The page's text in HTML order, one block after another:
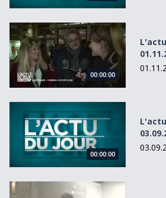
L&#039;actu du jour du 01.11.2012
00:00:00
L&#039;actu du jour du 03.09.2012
00:00:00
L&#039;actu du jour du 15.11.2012